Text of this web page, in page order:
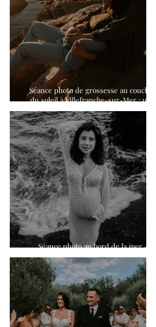
Séance photo de grossesse au coucher
du soleil à Villefranche-sur-Mer : une
célébration poétique et
cinématographique de la maternité
Séance photo au bord de la mer -
maternité et lumière dorée à Cap d’Ail